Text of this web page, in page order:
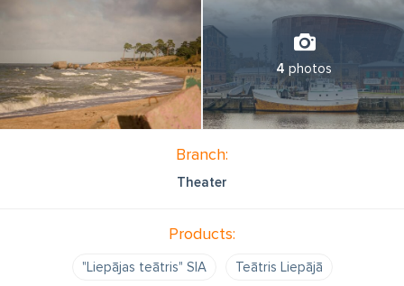
4 photos
Branch:
Theater
Products:
"Liepājas teātris" SIA Teātris Liepājā